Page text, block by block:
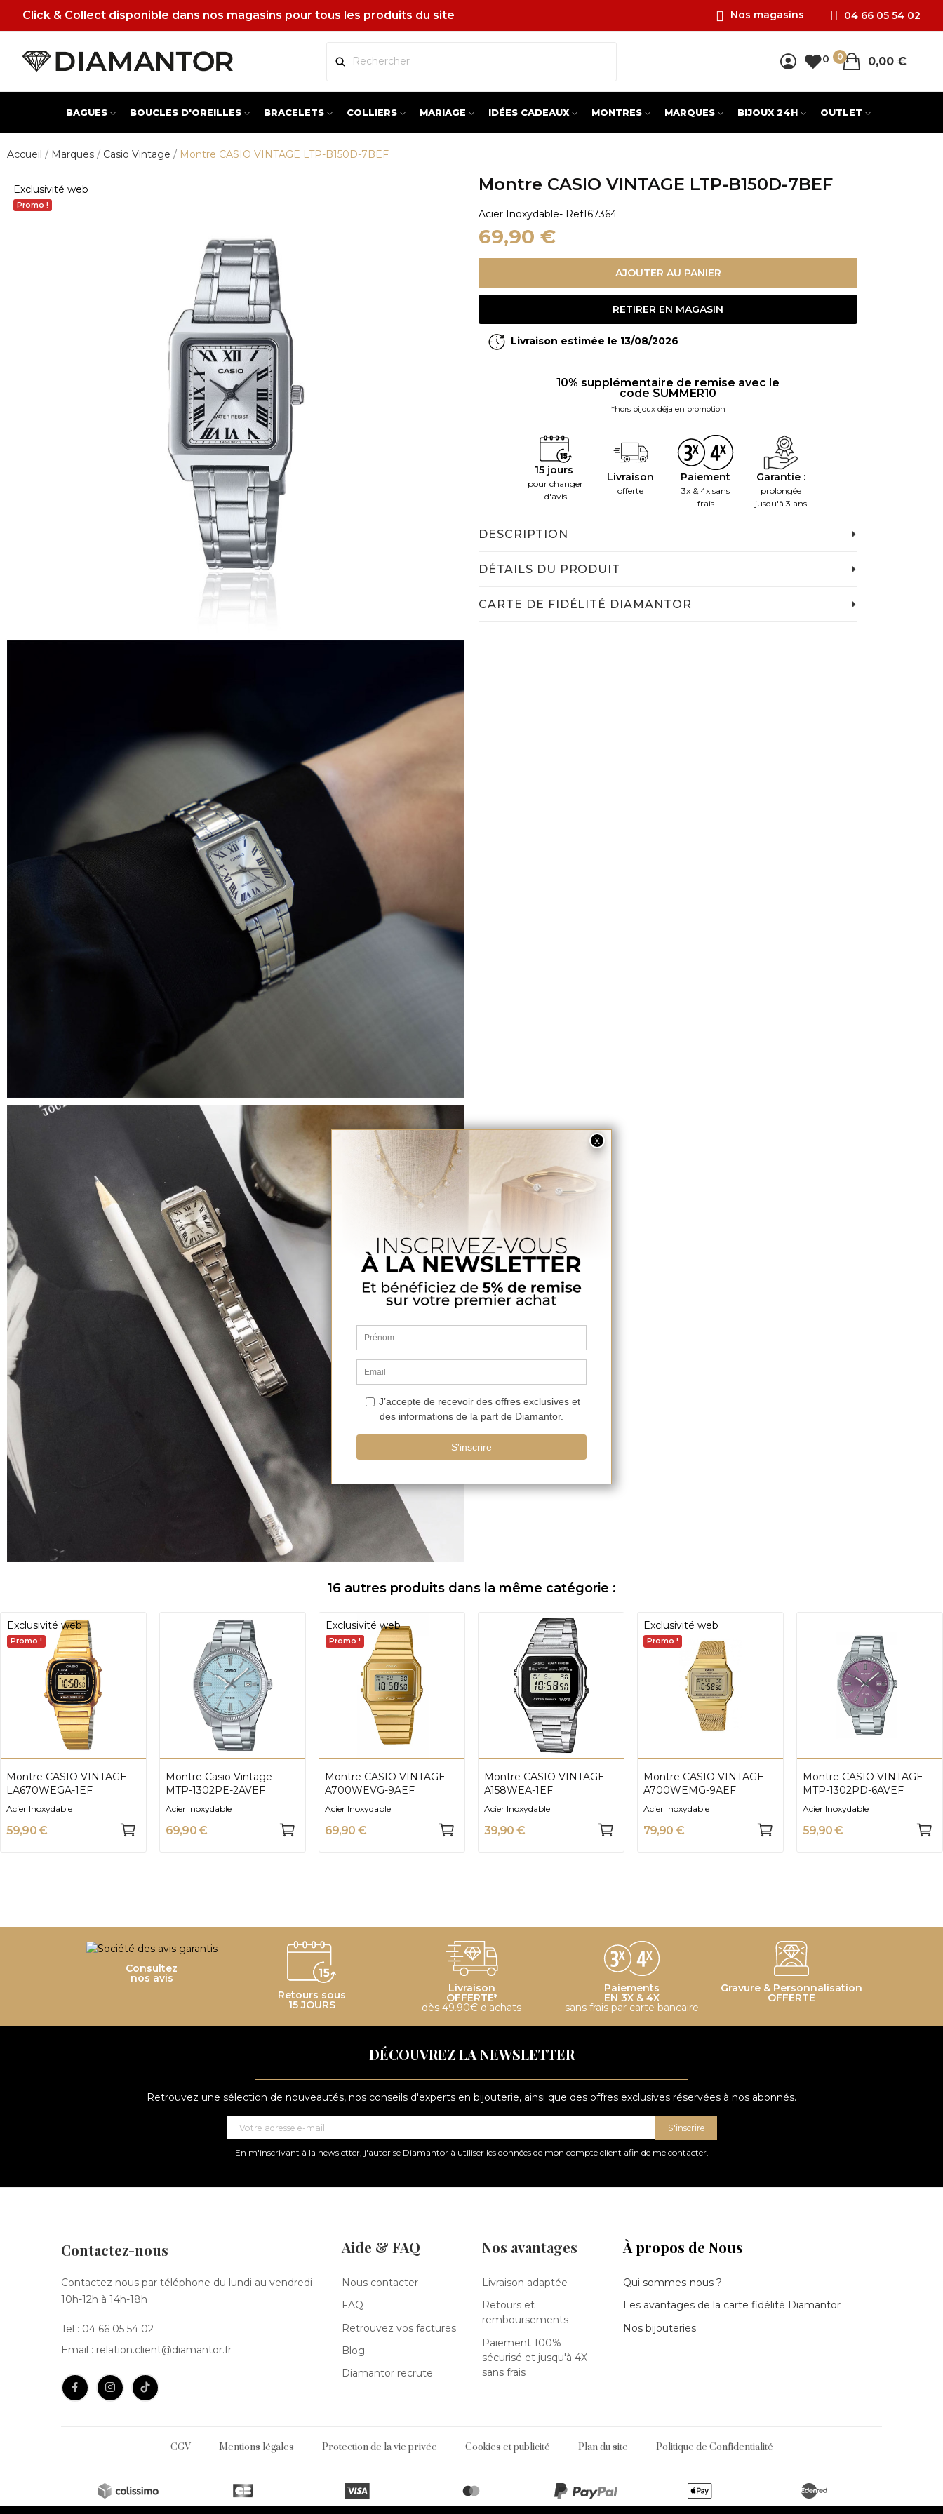
Click & Collect disponible dans nos magasins pour tous les produits du site Nos magasins 04 66 05 54 02
0 0,00 €
0
BAGUES BOUCLES D'OREILLES BRACELETS COLLIERS MARIAGE IDÉES CADEAUX MONTRES MARQUES BIJOUX 24H OUTLET
Accueil Marques Casio Vintage Montre CASIO VINTAGE LTP-B150D-7BEF
Exclusivité web
Promo !
Montre CASIO VINTAGE LTP-B150D-7BEF
Acier Inoxydable- Ref167364
69,90 €
AJOUTER AU PANIER
RETIRER EN MAGASIN
Livraison estimée le 13/08/2026
10% supplémentaire de remise avec le
code SUMMER10
*hors bijoux déja en promotion
15 jours
pour changer
d'avis
Livraison
offerte
Paiement
3x & 4x sans
frais
Garantie :
prolongée
jusqu'à 3 ans
DESCRIPTION
DÉTAILS DU PRODUIT
CARTE DE FIDÉLITÉ DIAMANTOR
16 autres produits dans la même catégorie :
Exclusivité web
Promo !
Montre CASIO VINTAGE
LA670WEGA-1EF
Acier Inoxydable
59,90 €
Montre Casio Vintage
MTP-1302PE-2AVEF
Acier Inoxydable
69,90 €
Exclusivité web
Promo !
Montre CASIO VINTAGE
A700WEVG-9AEF
Acier Inoxydable
69,90 €
Montre CASIO VINTAGE
A158WEA-1EF
Acier Inoxydable
39,90 €
Exclusivité web
Promo !
Montre CASIO VINTAGE
A700WEMG-9AEF
Acier Inoxydable
79,90 €
Montre CASIO VINTAGE
MTP-1302PD-6AVEF
Acier Inoxydable
59,90 €
Consultez
nos avis
Retours sous
15 JOURS
Livraison
OFFERTE*
dès 49.90€ d'achats
Paiements
EN 3X & 4X
sans frais par carte bancaire
Gravure & Personnalisation
OFFERTE
DÉCOUVREZ LA NEWSLETTER
Retrouvez une sélection de nouveautés, nos conseils d'experts en bijouterie, ainsi que des offres exclusives réservées à nos abonnés.
S'inscrire
En m'inscrivant à la newsletter, j'autorise Diamantor à utiliser les données de mon compte client afin de me contacter.
Contactez-nous
Contactez nous par téléphone du lundi au vendredi
10h-12h à 14h-18h
Tel : 04 66 05 54 02
Email : relation.client@diamantor.fr
Aide & FAQ
Nous contacter
FAQ
Retrouvez vos factures
Blog
Diamantor recrute
Nos avantages
Livraison adaptée
Retours et
remboursements
Paiement 100%
sécurisé et jusqu'à 4X
sans frais
À propos de Nous
Qui sommes-nous ?
Les avantages de la carte fidélité Diamantor
Nos bijouteries
CGV Mentions légales Protection de la vie privée Cookies et publicité Plan du site Politique de Confidentialité